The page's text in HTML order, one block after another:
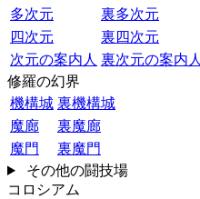
多次元
裏多次元
四次元
裏四次元
次元の案内人 裏次元の案内人
修羅の幻界
機構城 裏機構城
魔廊
裏魔廊
魔門
裏魔門
その他の闘技場
コロシアム